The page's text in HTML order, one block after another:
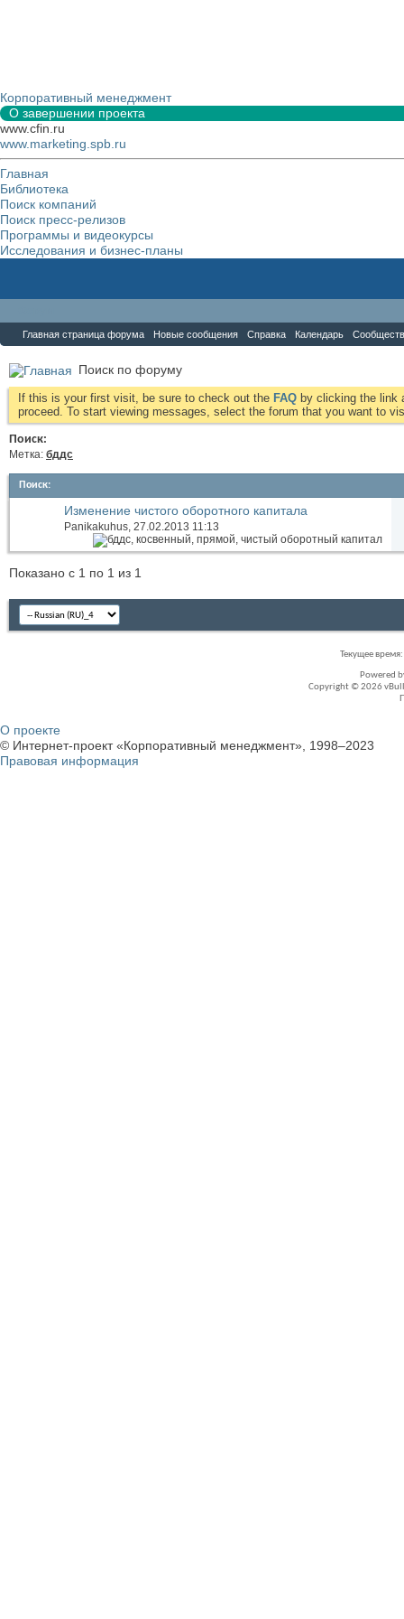
Корпоративный менеджмент
О завершении проекта
www.cfin.ru
www.marketing.spb.ru
Главная
Библиотека
Поиск компаний
Поиск пресс-релизов
Программы и видеокурсы
Исследования и бизнес-планы
Главная страница форума Новые сообщения Справка Календарь
Поиск по форуму
If this is your first visit, be sure to check out the FAQ by clicking the link
proceed. To start viewing messages, select the forum that you want to
Поиск:
Метка: бддс
Поиск:
Изменение чистого оборотного капитала
Panikakuhus, 27.02.2013 11:13
Показано с 1 по 1 из 1
Текущее время:
Powered
Copyright © 2026
О проекте
© Интернет-проект «Корпоративный менеджмент», 1998–2023
Правовая информация